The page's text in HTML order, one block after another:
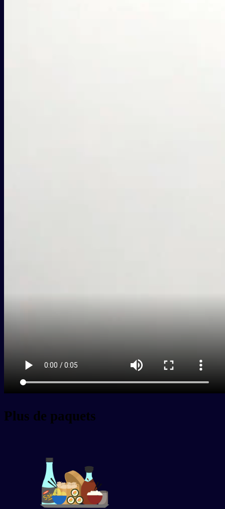
Plus de paquets